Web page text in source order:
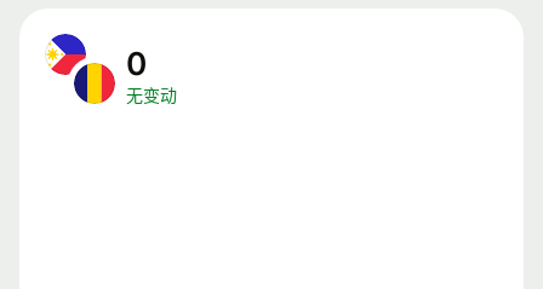
0
无变动